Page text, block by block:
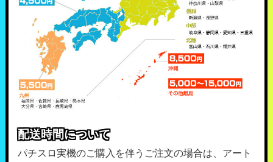
配送時間について
パチスロ実機のご購入を伴うご注文の場合は、アート